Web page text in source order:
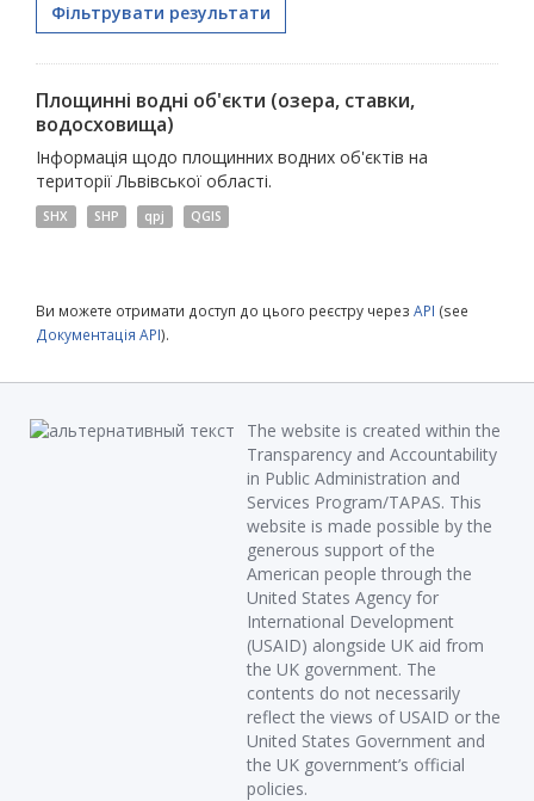
Фільтрувати результати
Площинні водні об'єкти (озера, ставки,
водосховища)
Інформація щодо площинних водних об'єктів на
території Львівської області.
SHX SHP qpj QGIS
Ви можете отримати доступ до цього реєстру через API (see
Документація API).
The website is created within the
Transparency and Accountability
in Public Administration and
Services Program/TAPAS. This
website is made possible by the
generous support of the
American people through the
United States Agency for
International Development
(USAID) alongside UK aid from
the UK government. The
contents do not necessarily
reflect the views of USAID or the
United States Government and
the UK government’s official
policies.